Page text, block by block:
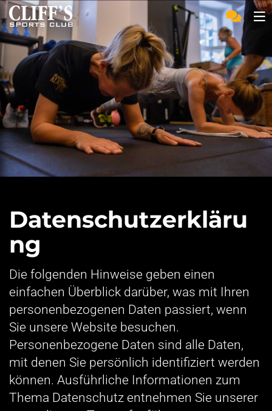
Datenschutzerkläru
ng
Die folgenden Hinweise geben einen
einfachen Überblick darüber, was mit Ihren
personenbezogenen Daten passiert, wenn
Sie unsere Website besuchen.
Personenbezogene Daten sind alle Daten,
mit denen Sie persönlich identifiziert werden
können. Ausführliche Informationen zum
Thema Datenschutz entnehmen Sie unserer